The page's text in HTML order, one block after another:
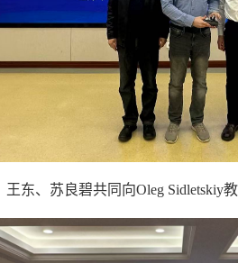
王东、苏良碧共同向Oleg Sidletskiy